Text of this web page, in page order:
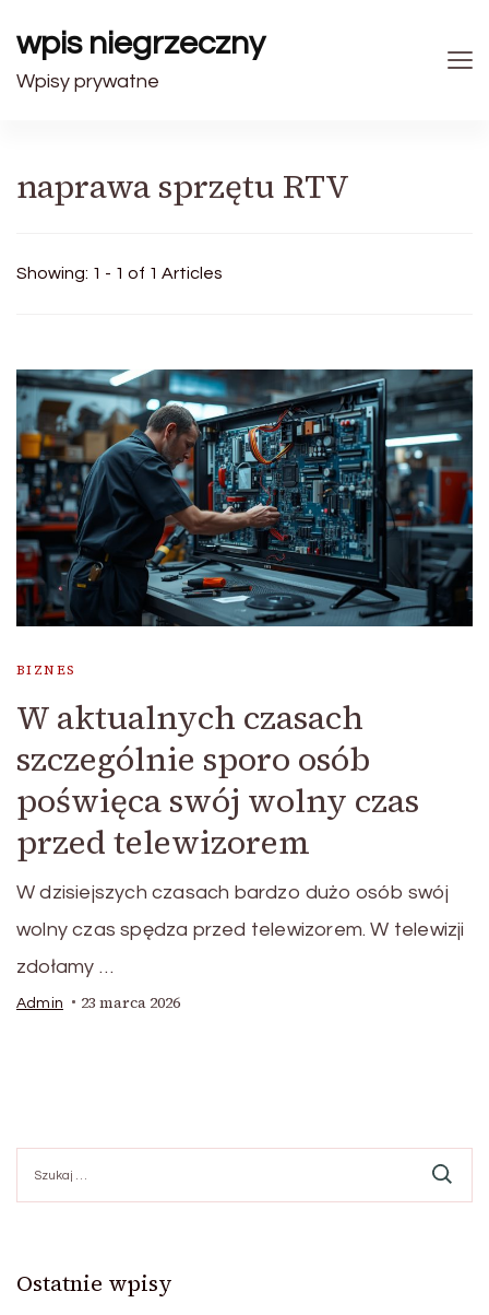
wpis niegrzeczny
Wpisy prywatne
naprawa sprzętu RTV
Showing: 1 - 1 of 1 Articles
BIZNES
W aktualnych czasach
szczególnie sporo osób
poświęca swój wolny czas
przed telewizorem
W dzisiejszych czasach bardzo dużo osób swój
wolny czas spędza przed telewizorem. W telewizji
zdołamy …
Admin 23 marca 2026
Ostatnie wpisy